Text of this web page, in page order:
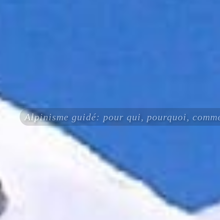
Alpinisme guidé: pour qui, pourquoi,